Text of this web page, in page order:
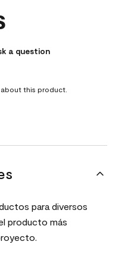
about this product.
a question
this product.
para diversos
producto más